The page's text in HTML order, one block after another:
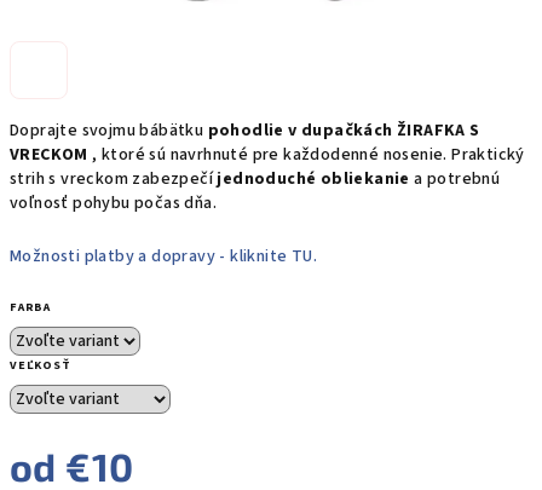
Doprajte svojmu bábätku pohodlie v dupačkách ŽIRAFKA S
VRECKOM , ktoré sú navrhnuté pre každodenné nosenie. Praktický
strih s vreckom zabezpečíjednoduché obliekanie a potrebnú
voľnosť pohybu počas dňa.
Možnosti platby a dopravy - kliknite TU.
FARBA
VEĽKOSŤ
od €10